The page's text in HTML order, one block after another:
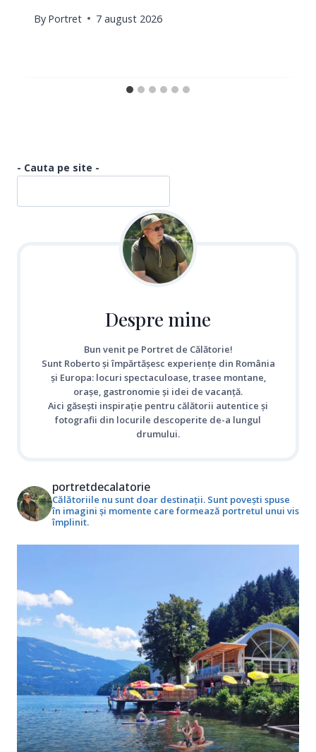
By Portret 7 august 2026
- Cauta pe site -
Despre mine
Bun venit pe Portret de Călătorie!
Sunt Roberto și împărtășesc experiențe din România
și Europa: locuri spectaculoase, trasee montane,
orașe, gastronomie și idei de vacanță.
Aici găsești inspirație pentru călătorii autentice și
fotografii din locurile descoperite de-a lungul
drumului.
portretdecalatorie
Călătoriile nu sunt doar destinații. Sunt povești spuse
în imagini și momente care formează portretul unui vis
împlinit.